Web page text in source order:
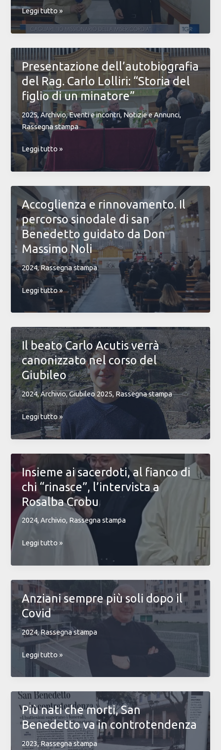
e
Servizio
Don
Massimo:
La
della
Misericordia
nel
Giubileo
2025
Leggi tutto »
Presentazione dell’autobiografia
del Rag. Carlo Lolliri: “Storia del
figlio di un minatore”
2025,Archivio,Eventi e incontri, Notizie e Annunci,
Rassegna stampa
Presentazione
dell’autobiografia
del
Carlo
Lolliri:
“Storia
del
figlio
di
un
minatore”
Leggi tutto »
Accoglienza e rinnovamento. Il
percorso sinodale di san
Benedetto guidato da Don
Massimo Noli
2024,Rassegna stampa
Accoglienza
rinnovamento.
Il
percorso
sinodale
di
san
Benedetto
guidato
da
Don
Massimo
Leggi tutto »
Il beato Carlo Acutis verrà
canonizzato nel corso del
Giubileo
2024,Archivio,Giubileo 2025, Rassegna stampa
Il
beato
Carlo
canonizzato
nel
corso
del
Giubileo
Leggi tutto »
Insieme ai sacerdoti, al fianco di
chi “rinasce”, l’intervista a
Rosalba Crobu
2024,Archivio, Rassegna stampa
Insieme
sacerdoti,
fianco
di
chi
“rinasce”,
l’intervista
a
Rosalba
Leggi tutto »
Anziani sempre più soli dopo il
Covid
2024,Rassegna stampa
Anziani
sempre
più
soli
dopo
il
Covid
Leggi tutto »
Più nati che morti, San
Benedetto va in controtendenza
2023,Rassegna stampa